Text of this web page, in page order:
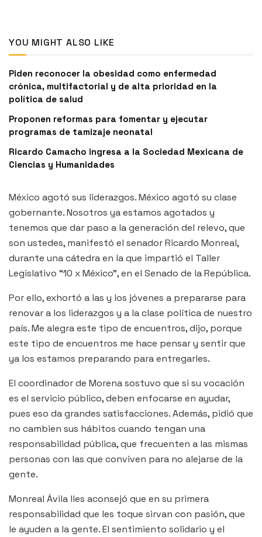
YOU MIGHT ALSO LIKE
Piden reconocer la obesidad como enfermedad
crónica, multifactorial y de alta prioridad en la
política de salud
Proponen reformas para fomentar y ejecutar
programas de tamizaje neonatal
Ricardo Camacho ingresa a la Sociedad Mexicana de
Ciencias y Humanidades
México agotó sus liderazgos. México agotó su clase
gobernante. Nosotros ya estamos agotados y
tenemos que dar paso a la generación del relevo, que
son ustedes, manifestó el senador Ricardo Monreal,
durante una cátedra en la que impartió el Taller
Legislativo “10 x México”, en el Senado de la República.
Por ello, exhortó a las y los jóvenes a prepararse para
renovar a los liderazgos y a la clase política de nuestro
país. Me alegra este tipo de encuentros, dijo, porque
este tipo de encuentros me hace pensar y sentir que
ya los estamos preparando para entregarles.
El coordinador de Morena sostuvo que si su vocación
es el servicio público, deben enfocarse en ayudar,
pues eso da grandes satisfacciones. Además, pidió que
no cambien sus hábitos cuando tengan una
responsabilidad pública, que frecuenten a las mismas
personas con las que conviven para no alejarse de la
gente.
Monreal Ávila lles aconsejó que en su primera
responsabilidad que les toque sirvan con pasión, que
le ayuden a la gente. El sentimiento solidario y el